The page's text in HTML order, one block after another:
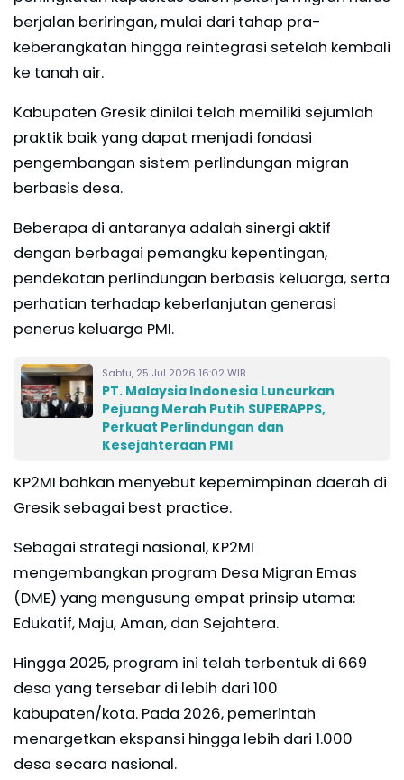
berjalan beriringan, mulai dari tahap pra-
keberangkatan hingga reintegrasi setelah kembali
ke tanah air.
Kabupaten Gresik dinilai telah memiliki sejumlah
praktik baik yang dapat menjadi fondasi
pengembangan sistem perlindungan migran
berbasis desa.
Beberapa di antaranya adalah sinergi aktif
dengan berbagai pemangku kepentingan,
pendekatan perlindungan berbasis keluarga, serta
perhatian terhadap keberlanjutan generasi
penerus keluarga PMI.
Sabtu, 25 Jul 2026 16:02 WIB
PT. Malaysia Indonesia Luncurkan
Pejuang Merah Putih SUPERAPPS,
Perkuat Perlindungan dan
Kesejahteraan PMI
KP2MI bahkan menyebut kepemimpinan daerah di
Gresik sebagai best practice.
Sebagai strategi nasional, KP2MI
mengembangkan program Desa Migran Emas
(DME) yang mengusung empat prinsip utama:
Edukatif, Maju, Aman, dan Sejahtera.
Hingga 2025, program ini telah terbentuk di 669
desa yang tersebar di lebih dari 100
kabupaten/kota. Pada 2026, pemerintah
menargetkan ekspansi hingga lebih dari 1.000
desa secara nasional.